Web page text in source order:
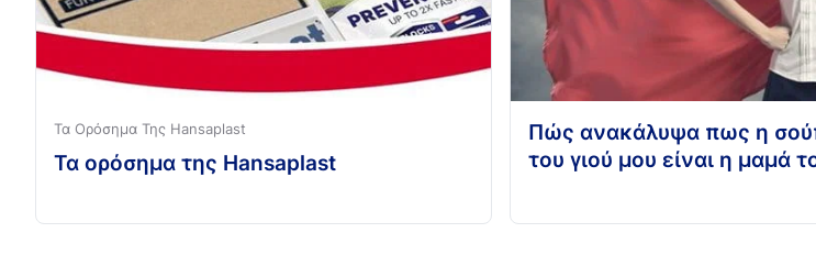
Τα Ορόσημα Της Hansaplast
Τα ορόσημα της Hansaplast
Πώς ανακάλυψα πως η
του γιού μου είναι η μαμά